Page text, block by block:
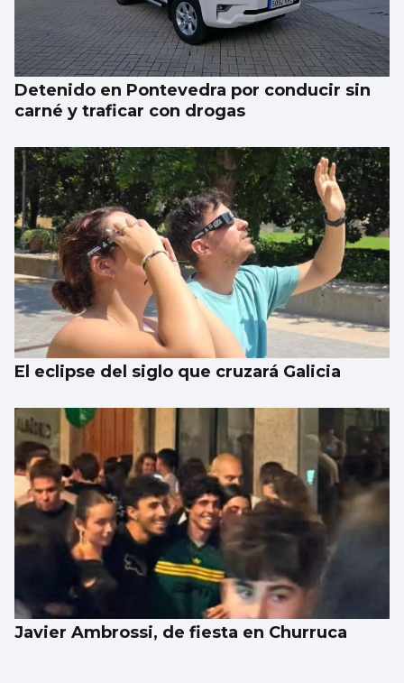
La gobernanza de la FIFA genera dudas
Detenido en Pontevedra por conducir sin
carné y traficar con drogas
El eclipse del siglo que cruzará Galicia
Javier Ambrossi, de fiesta en Churruca